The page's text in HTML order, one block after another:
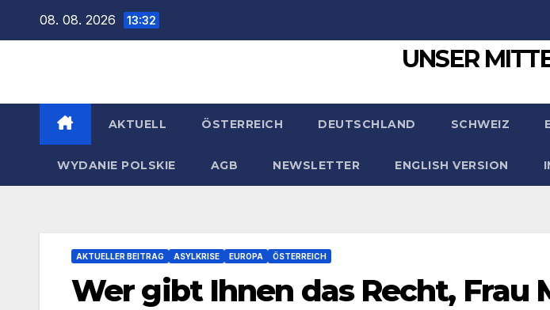
08. 08. 2026 13:32
UNSER
AKTUELL ÖSTERREICH DEUTSCHLAND SCHWEIZ
WYDANIE POLSKIE AGB NEWSLETTER ENGLISH VERSION
AKTUELLER BEITRAG ASYLKRISE EUROPA ÖSTERREICH
Wer gibt Ihnen das Recht, Frau